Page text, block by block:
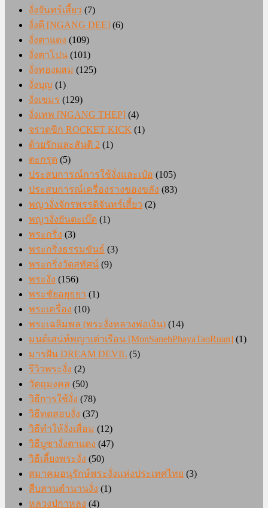
งั่งจันทร์เสี้ยว (7)
งั่งดี [NGANG DEE] (6)
งั่งตาแดง (109)
งั่งตาโปน (101)
งั่งทองผสม (125)
งั่งบุญ (1)
งั่งเขมร (129)
งั่งเทพ [NGANG THEP] (4)
จรวดขิก ROCKET KICK (1)
ด้วยรักและสันติ 2 (1)
ตะกรุด (5)
ประสบการณ์การใช้งั่งและเป๋อ (105)
ประสบการณ์เครื่องรางของขลัง (83)
พญางั่งจักรพรรดิจันทร์เสี้ยว (2)
พญางั่งยันตะเบ๊ด (1)
พระกริ่ง (3)
พระกริ่งธรรมขันธ์ (3)
พระกริ่งวัดสุทัศน์ (9)
พระงั่ง (156)
พระชัยอยุธยา (1)
พระเครื่อง (10)
พระเฉลิมพล (พระงั่งหลวงพ่อเงิน) (14)
มนต์เสน่ห์พญาเต่าเรือน [MonSanehPhayaTaoRuan] (1)
มารฝัน DREAM DEVIL (5)
รีวิวพระงั่ง (2)
วัตถุมงคล (50)
วิธีการใช้งั่ง (78)
วิธีทดสอบงั่ง (37)
วิธีทำให้งั่งเสื่อม (12)
วิธีบูชางั่งตาแดง (47)
วิธีเลี้ยงพระงั่ง (50)
สมาคมอนุรักษ์พระงั่งแห่งประเทศไทย (3)
สืบสานตำนานงั่ง (1)
หลวงปู่กาหลง (4)